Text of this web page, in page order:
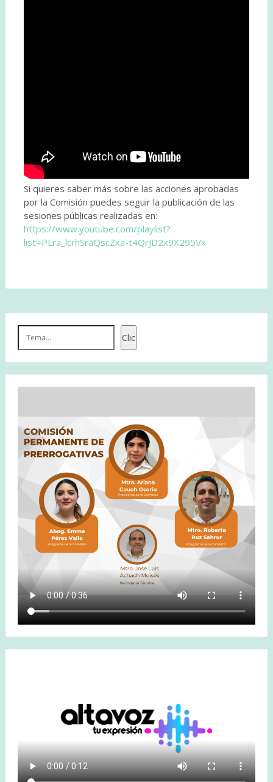
Si quieres saber más sobre las acciones aprobadas
por la Comisión puedes seguir la publicación de las
sesiones públicas realizadas en:
https://www.youtube.com/playlist?
list=PLra_lcrhSraQscZxa-t4QrJD2x9X295Vx
Clic